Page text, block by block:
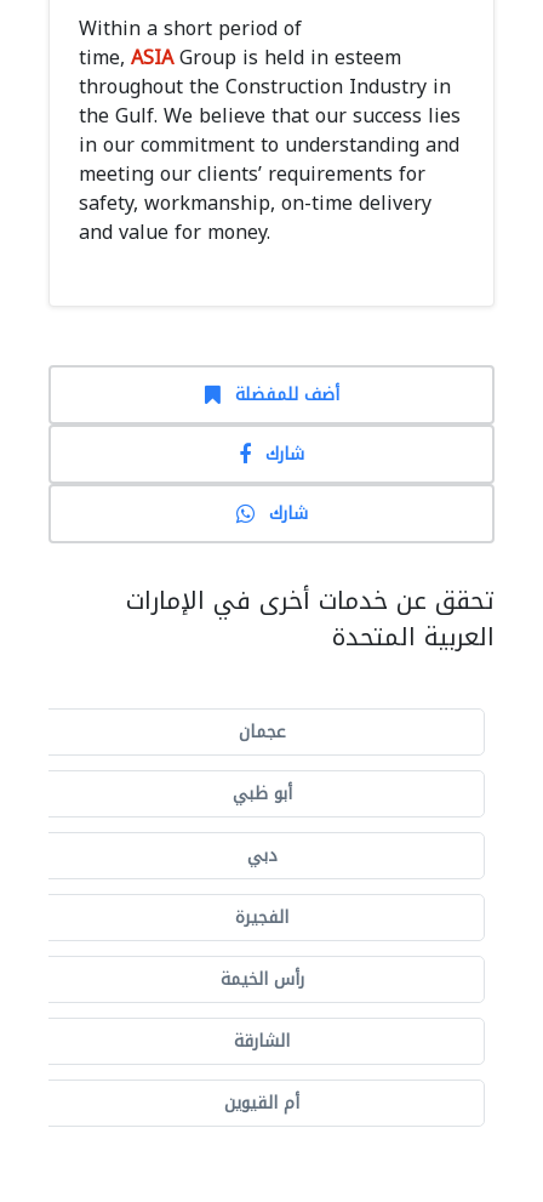
Within a short period of
time,ASIAGroup is held in esteem
throughout the Construction Industry in
the Gulf. We believe that our success lies
in our commitment to understanding and
meeting our clients’ requirements for
safety, workmanship, on-time delivery
and value for money.
أضف للمفضلة
شارك
شارك
تحقق عن خدمات أخرى في الإمارات
العربية المتحدة
عجمان
أبو ظبي
دبي
الفجيرة
رأس الخيمة
الشارقة
أم القيوين